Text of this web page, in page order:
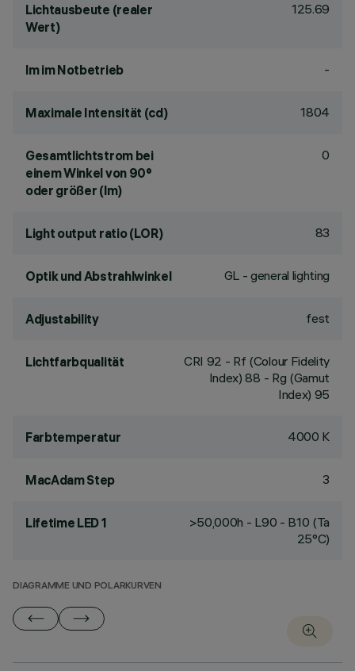
Lichtausbeute (realer
Wert)
125.69
lm im Notbetrieb -
Maximale Intensität (cd) 1804
Gesamtlichtstrom bei
einem Winkel von 90°
oder größer (lm)
0
Light output ratio (LOR) 83
Optik und Abstrahlwinkel GL - general lighting
Adjustability fest
Lichtfarbqualität CRI 92 - Rf (Colour Fidelity
Index) 88 - Rg (Gamut
Index) 95
Farbtemperatur 4000 K
MacAdam Step 3
Lifetime LED 1
>50,000h - L90 - B10 (Ta
25°C)
DIAGRAMME UND POLARKURVEN